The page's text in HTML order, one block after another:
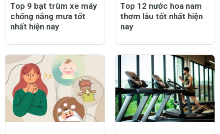
Top 9 bạt trùm xe máy
chống nắng mưa tốt
nhất hiện nay
Top 12 nước hoa nam
thơm lâu tốt nhất hiện
nay